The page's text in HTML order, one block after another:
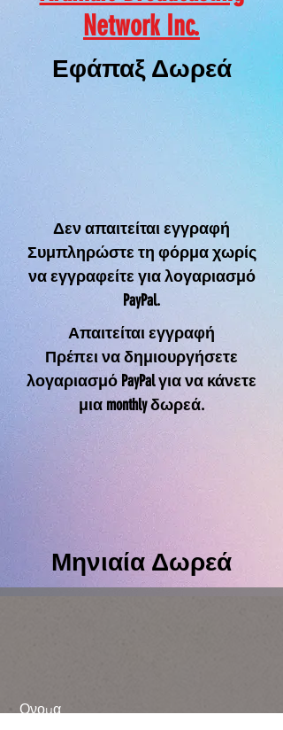
Network Inc.
Εφάπαξ Δωρεά
Δεν απαιτείται εγγραφή
Συμπληρώστε τη φόρμα χωρίς
να εγγραφείτε για λογαριασμό
PayPal.
Απαιτείται εγγραφή
Πρέπει να δημιουργήσετε
λογαριασμό PayPal για να κάνετε
μια monthly δωρεά.
Μηνιαία Δωρεά
Ονομα